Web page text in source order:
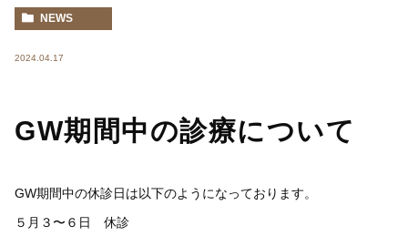
NEWS
2024.04.17
GW期間中の診療について
GW期間中の休診日は以下のようになっております。
５月３〜６日 休診